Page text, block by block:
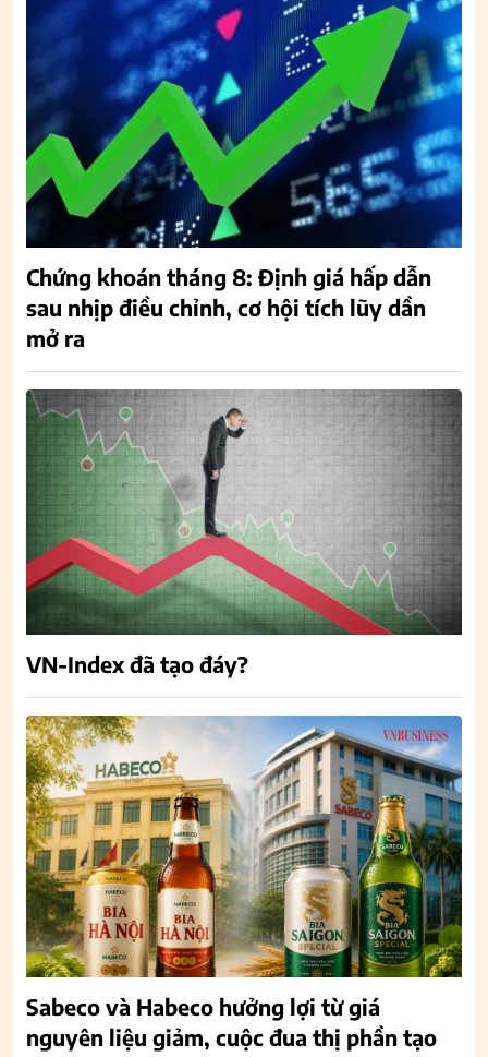
Chứng khoán tháng 8: Định giá hấp dẫn
sau nhịp điều chỉnh, cơ hội tích lũy dần
mở ra
VN-Index đã tạo đáy?
Sabeco và Habeco hưởng lợi từ giá
nguyên liệu giảm, cuộc đua thị phần tạo